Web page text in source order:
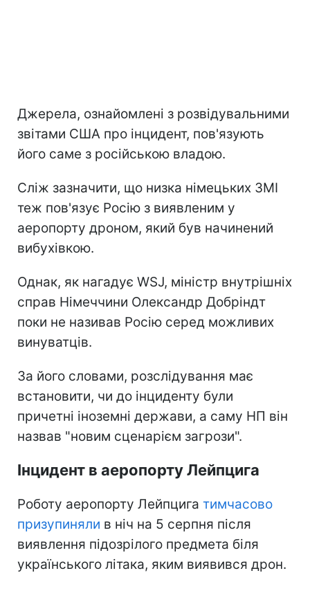
Джерела, ознайомлені з розвідувальними
звітами США про інцидент, пов'язують
його саме з російською владою.
Сліж зазначити, що низка німецьких ЗМІ
теж пов'язує Росію з виявленим у
аеропорту дроном, який був начинений
вибухівкою.
Однак, як нагадує WSJ, міністр внутрішніх
справ Німеччини Олександр Добріндт
поки не називав Росію серед можливих
винуватців.
За його словами, розслідування має
встановити, чи до інциденту були
причетні іноземні держави, а саму НП він
назвав "новим сценарієм загрози".
Інцидент в аеропорту Лейпцига
Роботу аеропорту Лейпцига тимчасово
призупиняли в ніч на 5 серпня після
виявлення підозрілого предмета біля
українського літака, яким виявився дрон.